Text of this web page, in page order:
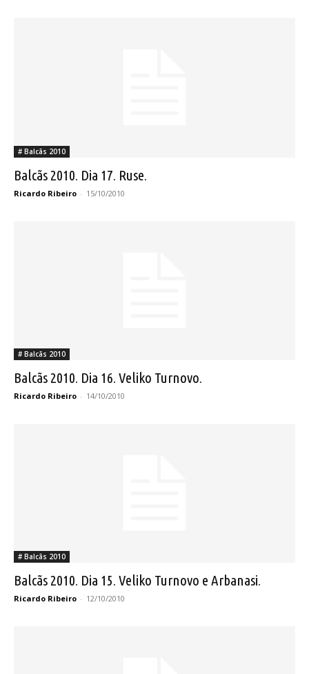
# Balcãs 2010
Balcãs 2010. Dia 17. Ruse.
Ricardo Ribeiro - 15/10/2010
# Balcãs 2010
Balcãs 2010. Dia 16. Veliko Turnovo.
Ricardo Ribeiro - 14/10/2010
# Balcãs 2010
Balcãs 2010. Dia 15. Veliko Turnovo e Arbanasi.
Ricardo Ribeiro - 12/10/2010